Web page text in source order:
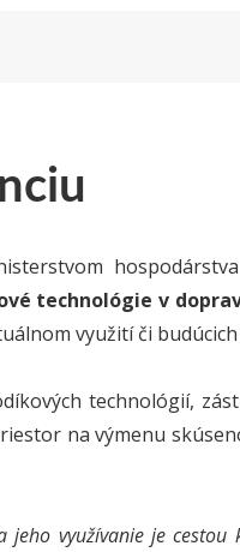
technológie v
využití či
technológií,
na výmenu
využívanie je